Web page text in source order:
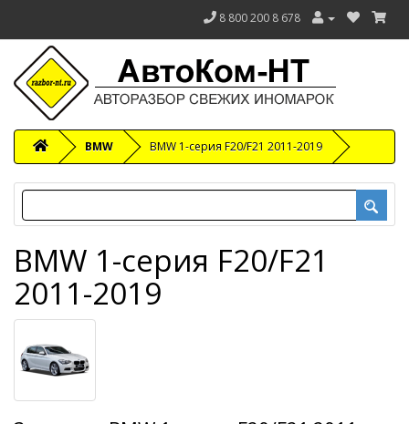
8 800 200 8 678
BMW BMW 1-серия F20/F21 2011-2019
BMW 1-серия F20/F21
2011-2019